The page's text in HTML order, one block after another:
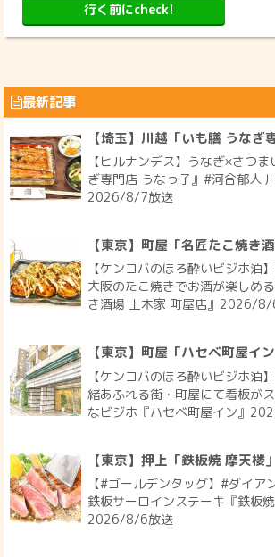
行く前にcheck!
最新記事
【埼玉】川越「いも膳 うなぎ
【ヒルナンデス】うなぎ×さつ
ぎ専門店 うなっ子』#河合郁人
2026/8/7放送
【東京】町屋「名匠たこ焼き
【ケンコバのほろ酔いビジホ泊
大阪のたこ焼きでお酒が楽しめ
き酒場 上木家 町屋店』2026/8/
【東京】町屋「ハセベ町屋イン
【ケンコバのほろ酔いビジホ泊
緒あふれる街・町屋にて看板が
なビジホ『ハセベ町屋イン』
【東京】押上「鉄板焼 摩天楼」
【#ゴールデンタッグ】#ダイア
鉄板サーロインステーキ『鉄板焼
2026/8/6放送